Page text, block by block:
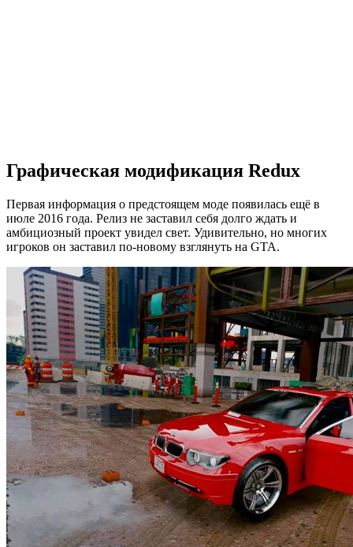
Графическая модификация Redux
Первая информация о предстоящем моде появилась ещё в
июле 2016 года. Релиз не заставил себя долго ждать и
амбициозный проект увидел свет. Удивительно, но многих
игроков он заставил по-новому взглянуть на GTA.